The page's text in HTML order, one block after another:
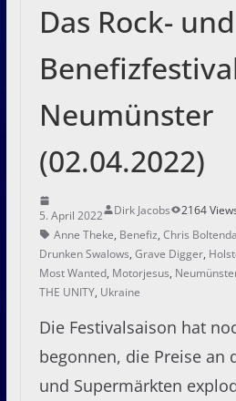
Das Rock-
Neumünster
(02.04.2022)
5. April 2022 Dirk Jacobs
2164
Anne Theke, Benefiz, Chris
Drunken Swalows, Grave Digger,
Most Wanted, Motorjesus,
THE UNITY, Ukraine
Die Festivalsaison hat
begonnen, die Preise an
und Supermärkten